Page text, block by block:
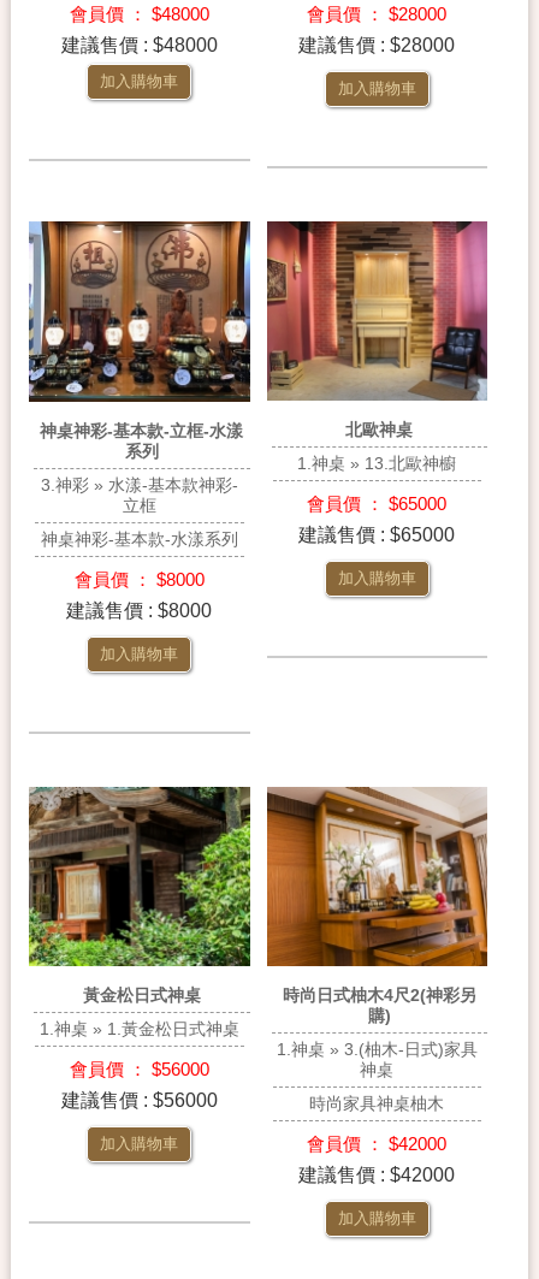
會員價 ： $48000
建議售價 : $48000
加入購物車
會員價 ： $28000
建議售價 : $28000
加入購物車
神桌神彩-基本款-立框-水漾
系列
3.神彩 » 水漾-基本款神彩-
立框
神桌神彩-基本款-水漾系列
會員價 ： $8000
建議售價 : $8000
加入購物車
北歐神桌
1.神桌 » 13.北歐神櫥
會員價 ： $65000
建議售價 : $65000
加入購物車
黃金松日式神桌
1.神桌 » 1.黃金松日式神桌
會員價 ： $56000
建議售價 : $56000
加入購物車
時尚日式柚木4尺2(神彩另
購)
1.神桌 » 3.(柚木-日式)家具
神桌
時尚家具神桌柚木
會員價 ： $42000
建議售價 : $42000
加入購物車